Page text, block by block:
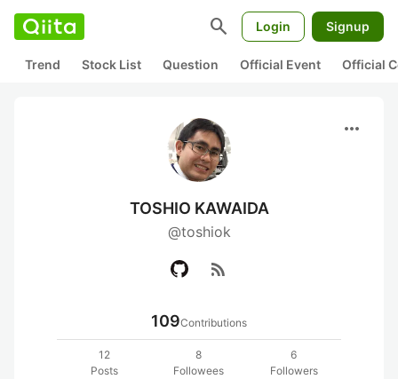
search Login Signup
Trend Stock List Question Official Event Official
more_horiz
TOSHIO KAWAIDA
@toshiok
rss_feed
109Contributions
12
Posts
8
Followees
6
Followers